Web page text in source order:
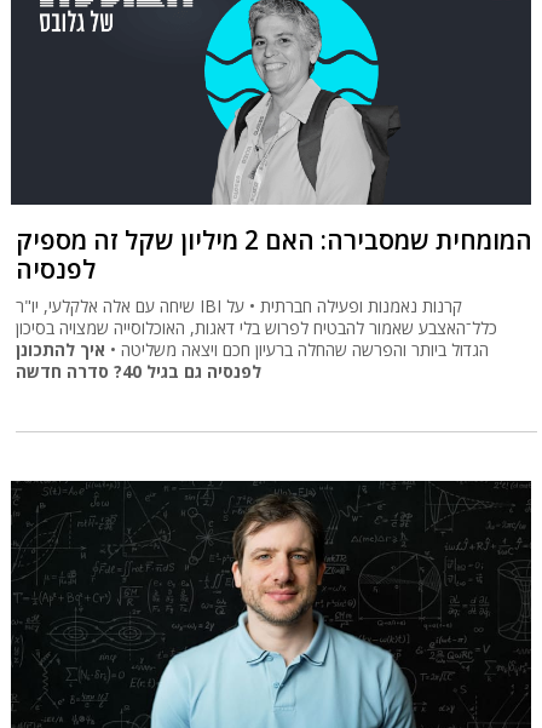
המומחית שמסבירה: האם 2 מיליון שקל זה מספיק
לפנסיה
שיחה עם אלה אלקלעי, יו"ר IBI קרנות נאמנות ופעילה חברתית • על
כלל־האצבע שאמור להבטיח לפרוש בלי דאגות, האוכלוסייה שמצויה בסיכון
הגדול ביותר והפרשה שהחלה ברעיון חכם ויצאה משליטה • איך להתכונן
לפנסיה גם בגיל 40? סדרה חדשה